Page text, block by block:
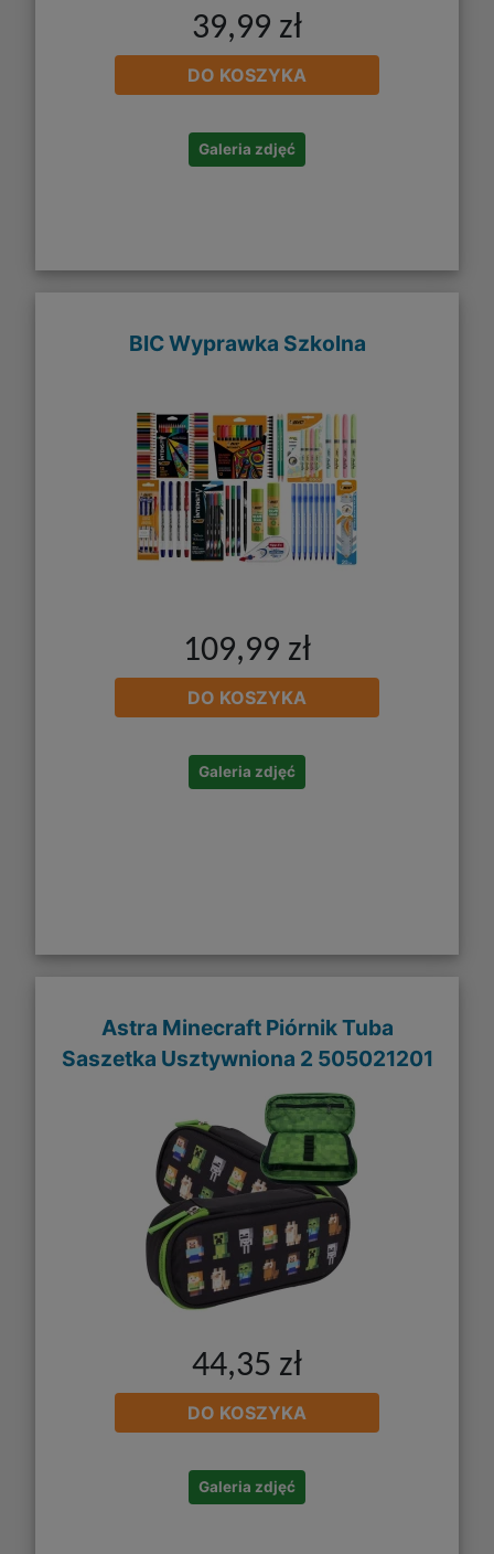
39,99 zł
DO KOSZYKA
Galeria zdjęć
BIC Wyprawka Szkolna
109,99 zł
DO KOSZYKA
Galeria zdjęć
Astra Minecraft Piórnik Tuba
Saszetka Usztywniona 2 505021201
44,35 zł
DO KOSZYKA
Galeria zdjęć